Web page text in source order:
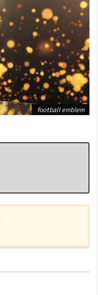
football emblem